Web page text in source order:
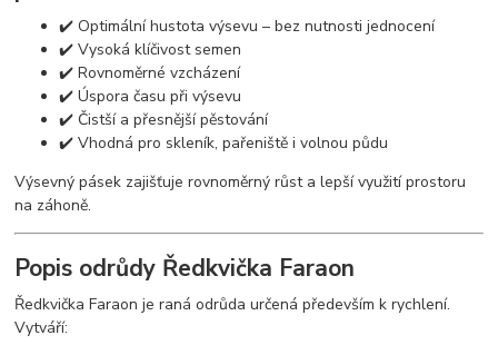
✔️ Optimální hustota výsevu – bez nutnosti jednocení
✔️ Vysoká klíčivost semen
✔️ Rovnoměrné vzcházení
✔️ Úspora času při výsevu
✔️ Čistší a přesnější pěstování
✔️ Vhodná pro skleník, pařeniště i volnou půdu
Výsevný pásek zajišťuje rovnoměrný růst a lepší využití prostoru
na záhoně.
Popis odrůdy Ředkvička Faraon
Ředkvička Faraon je raná odrůda určená především k rychlení.
Vytváří: